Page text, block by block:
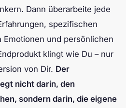
Dann überarbeite jede
spezifischen
Emotionen und persönlichen
klingt wie Du – nur
von Dir. Der
nicht darin, den
sondern darin, die eigene